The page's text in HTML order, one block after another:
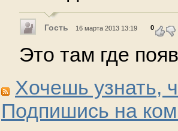
Гость 16 марта 2013 13:19 0
Это там где
Хочешь узнать,
Подпишись на